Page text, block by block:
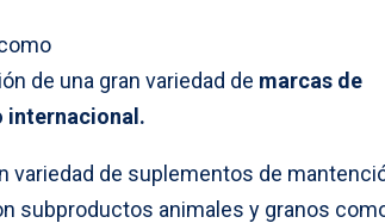
de una gran variedad de marcas de
internacional.
variedad de suplementos de
subproductos animales y granos